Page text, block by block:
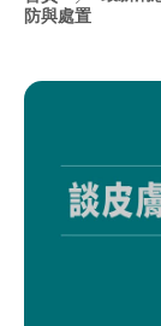
防與處置